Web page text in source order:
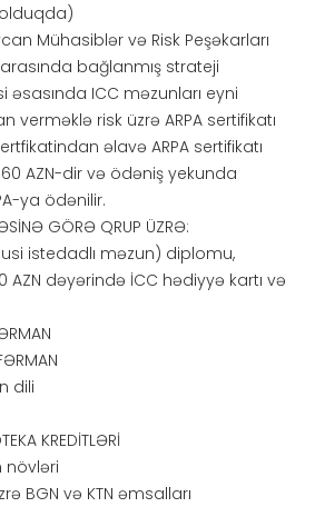
Mühasiblər və Risk Peşəkarları
bağlanmış strateji
əsasında ICC məzunları eyni
risk üzrə ARPA sertifikatı
əlavə ARPA sertifikatı
AZN-dir və ödəniş yekunda
ya ödənilir.
GÖRƏ QRUP ÜZRƏ:
istedadlı məzun) diplomu,
AZN dəyərində İCC hədiyyə kartı və
dili
KREDİTLƏRİ
növləri
BGN və KTN əmsalları